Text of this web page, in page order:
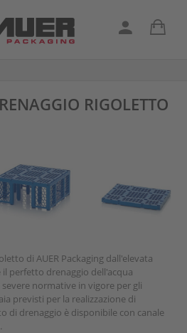
RIGOLETTO
di AUER Packaging dall'elevata
perfetto drenaggio dell'acqua
normative in vigore per gli
previsti per la realizzazione di
di drenaggio è disponibile con canale